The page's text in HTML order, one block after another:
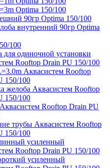
Optima 150/100
90гр Optima 150/100
внутренний 90гр Optima
100
для одиночной установки
Rooftop Drain PU 150/100
Аквасистем Rooftop
150/100
желоба Аквасистем Rooftop
150/100
Rooftop Drain PU
трубы Аквасистем Rooftop
150/100
усиленный
Rooftop Drain PU 150/100
усиленный